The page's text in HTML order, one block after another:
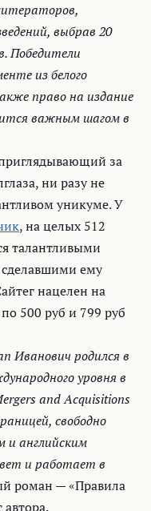
выбрав 20
Победители
из белого
право на издание
важным шагом в
за
ни разу не
уникуме. У
, на целых 512
талантливыми
ему
нацелен на
500 руб и 799 руб
Иванович родился в
уровня в
and Acquisitions
свободно
и английским
и работает в
роман — «Правила